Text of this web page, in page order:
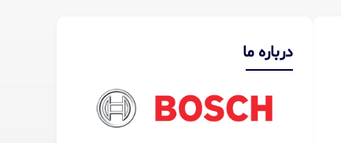
درباره ما